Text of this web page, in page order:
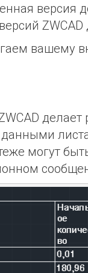
версия
вашему
могут